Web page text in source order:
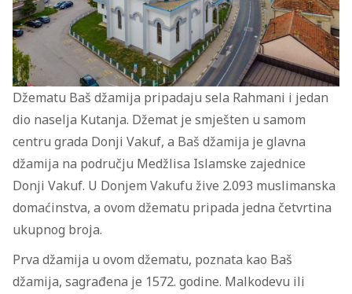
Džematu Baš džamija pripadaju sela Rahmani i jedan
dio naselja Kutanja. Džemat je smješten u samom
centru grada Donji Vakuf, a Baš džamija je glavna
džamija na području Medžlisa Islamske zajednice
Donji Vakuf. U Donjem Vakufu žive 2.093 muslimanska
domaćinstva, a ovom džematu pripada jedna četvrtina
ukupnog broja.
Prva džamija u ovom džematu, poznata kao Baš
džamija, sagrađena je 1572. godine. Malkodevu ili